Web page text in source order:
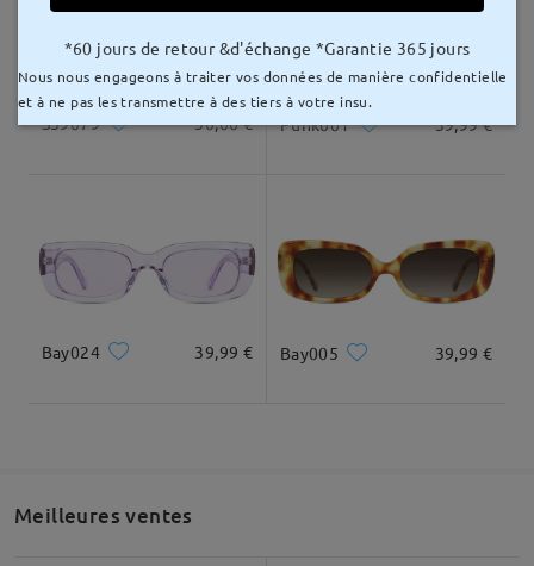
Livré
S59079 30,00 € Punk001 39,99 €
Bay024 39,99 € Bay005 39,99 €
Meilleures ventes
*60 jours de retour &d'échange *Garantie 365 jours
Nous nous engageons à traiter vos données de manière confidentielle
et à ne pas les transmettre à des tiers à votre insu.